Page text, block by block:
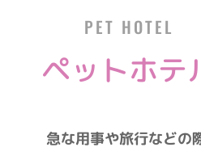
PET HOTEL
ペットホテ
急な用事や旅行などの